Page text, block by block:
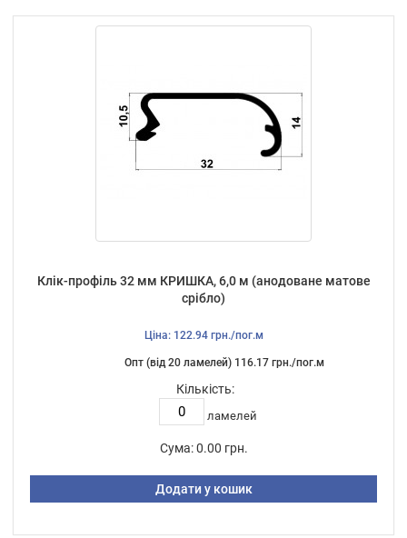
Клік-профіль 32 мм КРИШКА, 6,0 м (анодоване матове
срібло)
Ціна: 122.94 грн./пог.м
Опт (від 20 ламелей) 116.17 грн./пог.м
Кількість:
ламелей
Сума: 0.00 грн.
Додати у кошик